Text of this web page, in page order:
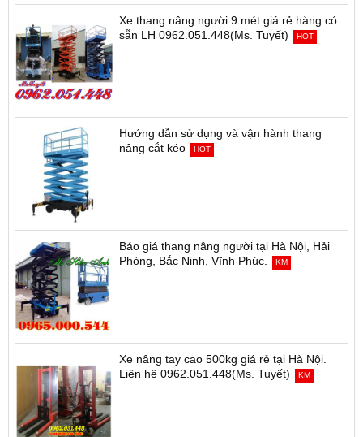
Xe thang nâng người 9 mét giá rẻ hàng có
sẵn LH 0962.051.448(Ms. Tuyết)
HOT
Hướng dẫn sử dụng và vận hành thang
nâng cắt kéo
HOT
Báo giá thang nâng người tại Hà Nội, Hải
Phòng, Bắc Ninh, Vĩnh Phúc.
KM
Xe nâng tay cao 500kg giá rẻ tại Hà Nội.
Liên hệ 0962.051.448(Ms. Tuyết)
KM